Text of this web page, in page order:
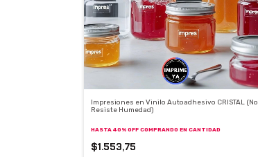
Impresiones en Vinilo Autoadhesivo CRISTAL (No
Resiste Humedad)
HASTA 40% OFF COMPRANDO EN CANTIDAD
$1.553,75